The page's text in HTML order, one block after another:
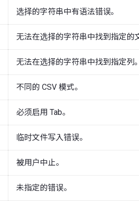
选择的字符串中有语法错误｡
无法在选择的字符串中找到指定的
无法在选择的字符串中找到指定列｡
不同的 CSV 模式。
必须启用 Tab。
临时文件写入错误。
被用户中止。
未指定的错误。